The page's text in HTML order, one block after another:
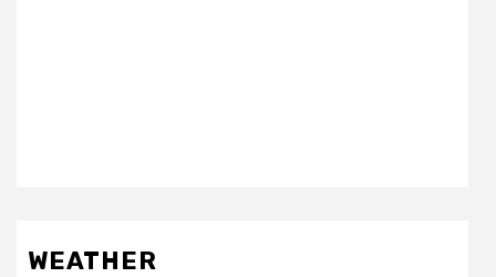
WEATHER